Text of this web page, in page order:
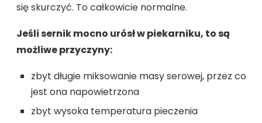
się skurczyć. To całkowicie normalne.
Jeśli sernik mocno urósł w piekarniku, to są
możliwe przyczyny:
zbyt długie miksowanie masy serowej, przez co
jest ona napowietrzona
zbyt wysoka temperatura pieczenia